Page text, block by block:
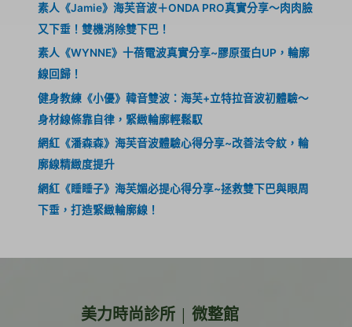
素人《Jamie》海芙音波＋ONDA PRO真實分享～肉肉臉
又下垂！雙機消除雙下巴！
素人《WYNNE》十蓓電波真實分享~膠原蛋白UP，輪廓
線回歸！
健身教練《小優》韓音雙波：海芙+立特拉音波初體驗～
身材線條靠自律，緊緻輪廓輕鬆馭
網紅《潘森森》海芙音波體驗心得分享~改善法令紋，輪
廓線精緻度提升
網紅《睡睡子》海芙媚必提心得分享~拯救雙下巴與眼周
下垂，打造緊緻輪廓線！
美力時尚診所 | 微整館